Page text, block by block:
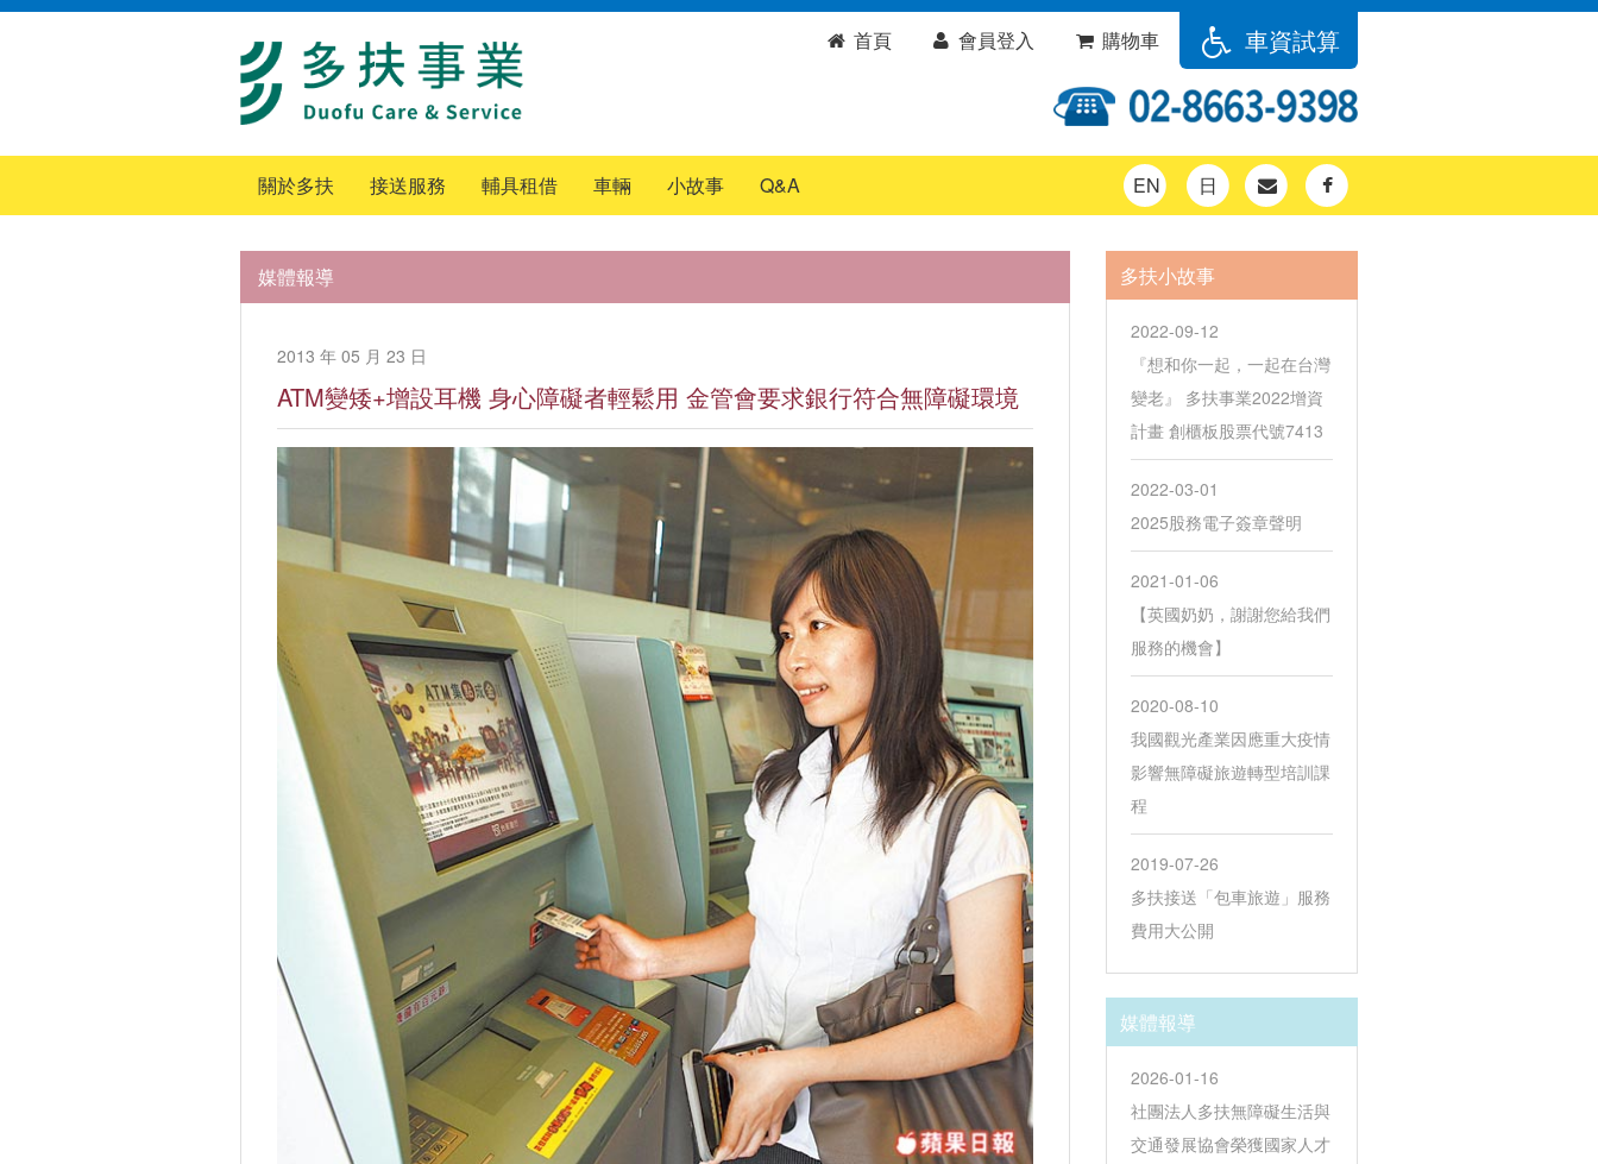
首頁 會員登入 購物車 車資試算
關於多扶 接送服務 輔具租借 車輛 小故事 Q&A EN 日
媒體報導
2013 年 05 月 23 日
ATM變矮+增設耳機 身心障礙者輕鬆用 金管會要求銀行符合無障礙環境
多扶小故事
2022-09-12
『想和你一起，一起在台灣
變老』 多扶事業2022增資
計畫 創櫃板股票代號7413
2022-03-01
2025股務電子簽章聲明
2021-01-06
【英國奶奶，謝謝您給我們
服務的機會】
2020-08-10
我國觀光產業因應重大疫情
影響無障礙旅遊轉型培訓課
程
2019-07-26
多扶接送「包車旅遊」服務
費用大公開
媒體報導
2026-01-16
社團法人多扶無障礙生活與
交通發展協會榮獲國家人才